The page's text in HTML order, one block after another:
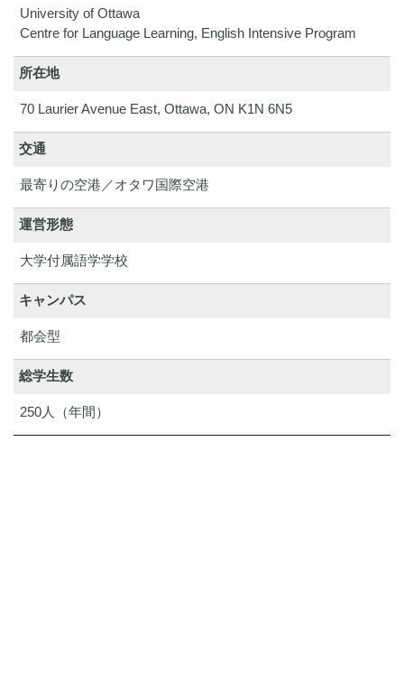
University of Ottawa
Centre for Language Learning, English Intensive Program
所在地
70 Laurier Avenue East, Ottawa, ON K1N 6N5
交通
最寄りの空港／オタワ国際空港
運営形態
大学付属語学学校
キャンパス
都会型
総学生数
250人（年間）